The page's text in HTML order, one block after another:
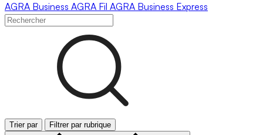
AGRA Business AGRA Fil AGRA Business Express
Trier par Filtrer par rubrique